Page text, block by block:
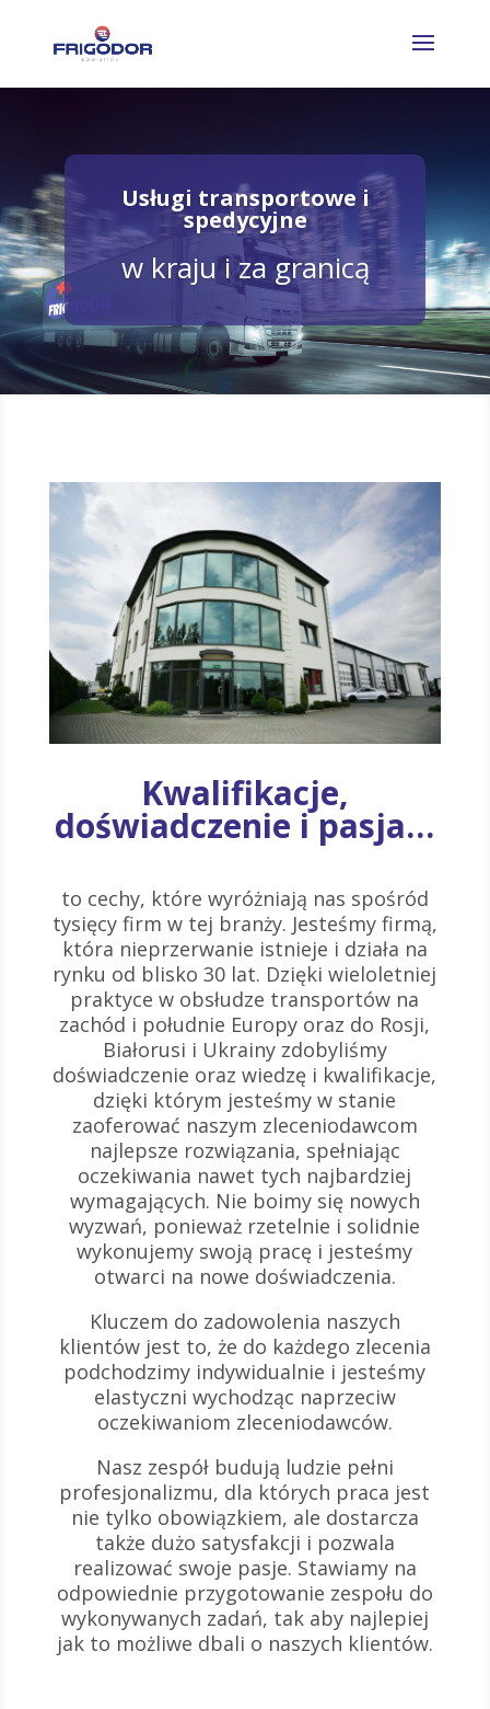
Usługi transportowe i
spedycyjne
w kraju i za granicą
Kwalifikacje,
doświadczenie i pasja…
to cechy, które wyróżniają nas spośród
tysięcy firm w tej branży. Jesteśmy firmą,
która nieprzerwanie istnieje i działa na
rynku od blisko 30 lat. Dzięki wieloletniej
praktyce w obsłudze transportów na
zachód i południe Europy oraz do Rosji,
Białorusi i Ukrainy zdobyliśmy
doświadczenie oraz wiedzę i kwalifikacje,
dzięki którym jesteśmy w stanie
zaoferować naszym zleceniodawcom
najlepsze rozwiązania, spełniając
oczekiwania nawet tych najbardziej
wymagających. Nie boimy się nowych
wyzwań, ponieważ rzetelnie i solidnie
wykonujemy swoją pracę i jesteśmy
otwarci na nowe doświadczenia.
Kluczem do zadowolenia naszych
klientów jest to, że do każdego zlecenia
podchodzimy indywidualnie i jesteśmy
elastyczni wychodząc naprzeciw
oczekiwaniom zleceniodawców.
Nasz zespół budują ludzie pełni
profesjonalizmu, dla których praca jest
nie tylko obowiązkiem, ale dostarcza
także dużo satysfakcji i pozwala
realizować swoje pasje. Stawiamy na
odpowiednie przygotowanie zespołu do
wykonywanych zadań, tak aby najlepiej
jak to możliwe dbali o naszych klientów.